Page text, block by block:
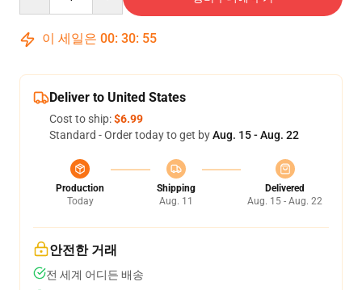
이 세일은 00: 30: 55
Deliver to United States
Cost to ship:$6.99
Standard - Order today to get byAug. 15 - Aug. 22
Production
Today
Shipping
Aug. 11
Delivered
Aug. 15 - Aug. 22
안전한 거래
전 세계 어디든 배송